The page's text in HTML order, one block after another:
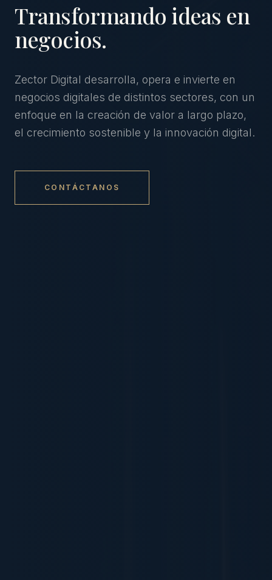
Transformando ideas en
negocios.
Zector Digital desarrolla, opera e invierte en
negocios digitales de distintos sectores, con un
enfoque en la creación de valor a largo plazo,
el crecimiento sostenible y la innovación digital.
CONTÁCTANOS